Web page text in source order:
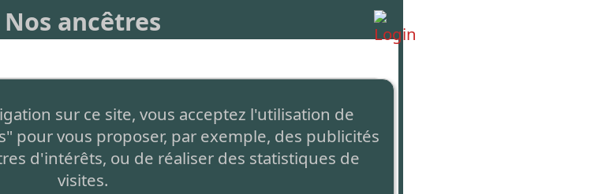
Nos ancêtres
sur ce site, vous acceptez l'utilisation de
pour vous proposer, par exemple, des publicités
d'intérêts, ou de réaliser des statistiques de
visites.
- St Jean du gard (Cévennes)
- St Jean du gard (Cévennes)
/ ?) - St Jean du gard (Cévennes)